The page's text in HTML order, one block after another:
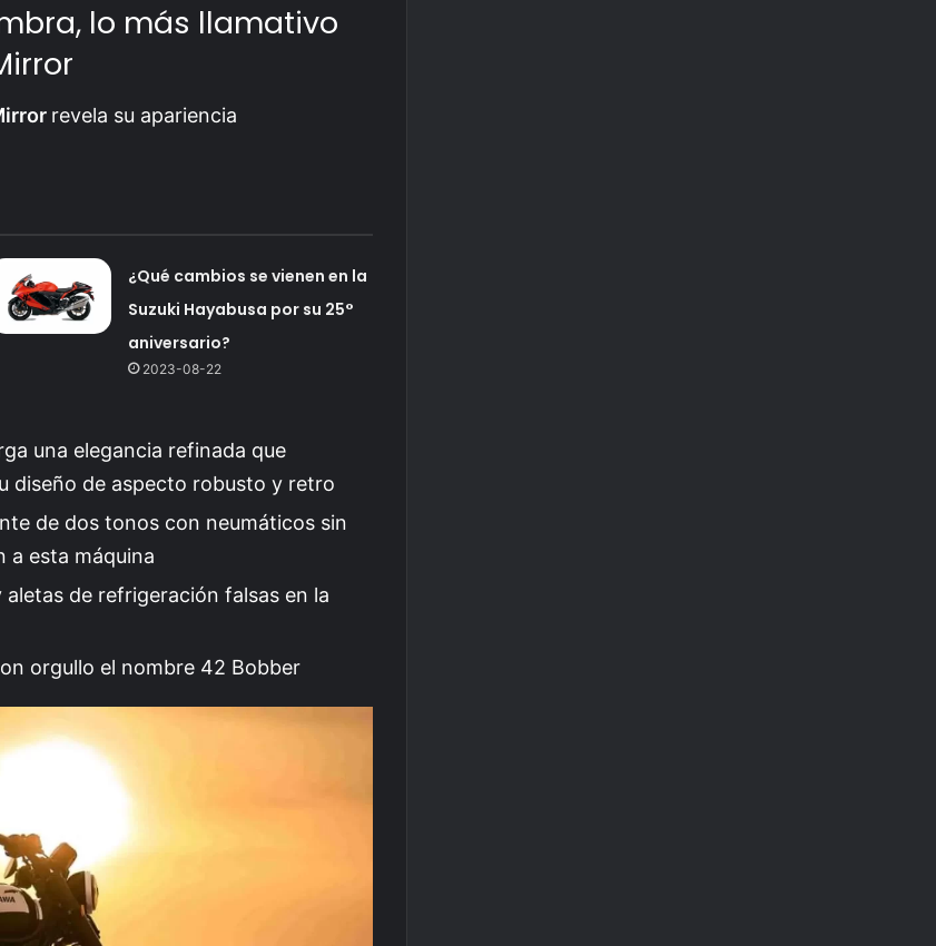
lo más llamativo
revela su apariencia
¿Qué cambios se vienen en la
Suzuki Hayabusa por su 25°
aniversario?
2023-08-22
una elegancia refinada que
diseño de aspecto robusto y retro
de dos tonos con neumáticos sin
a esta máquina
de refrigeración falsas en la
orgullo el nombre 42 Bobber